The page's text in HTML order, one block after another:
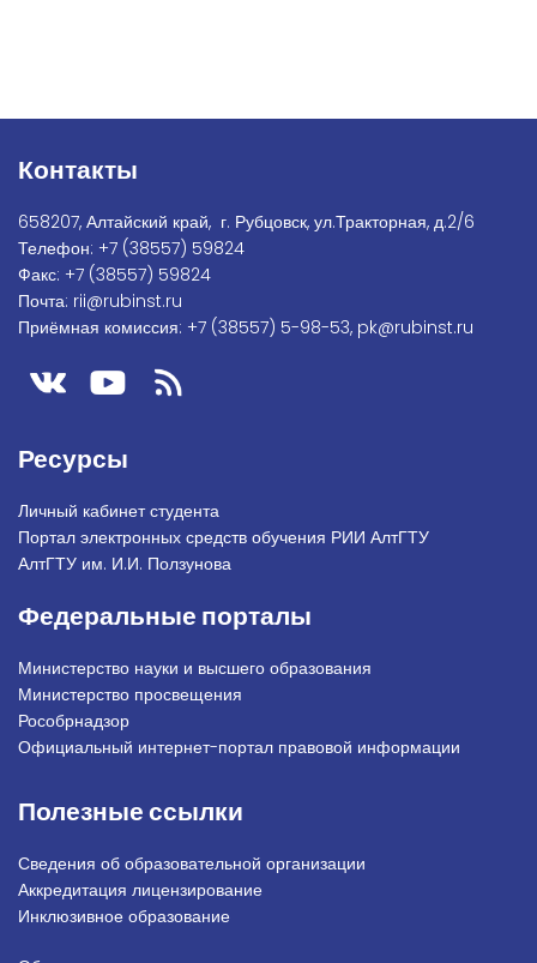
Контакты
658207, Алтайский край, г. Рубцовск, ул.Тракторная, д.2/6
Телефон: +7 (38557) 59824
Факс: +7 (38557) 59824
Почта: rii@rubinst.ru
Приёмная комиссия: +7 (38557) 5-98-53, pk@rubinst.ru
Ресурсы
Личный кабинет студента
Портал электронных средств обучения РИИ АлтГТУ
АлтГТУ им. И.И. Ползунова
Федеральные порталы
Министерство науки и высшего образования
Министерство просвещения
Рособрнадзор
Официальный интернет-портал правовой информации
Полезные ссылки
Сведения об образовательной организации
Аккредитация лицензирование
Инклюзивное образование